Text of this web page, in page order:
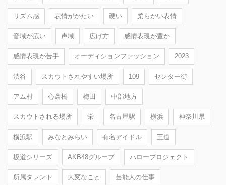
リズム感 表情がかたい 硬い 柔らかい表情
音域が広い 声域 広げ方 感情表現が豊か
感情表現が苦手 オーディションファッション 2023
渋谷 スカウトされやすい場所 109 センター街
アム村 心斎橋 梅田 中部地方
スカウトされる場所 栄 名古屋駅 横浜 神奈川県
横浜駅 みなとみらい 有名アイドル 王道
坂道シリーズ AKB48グループ ハロープロジェクト
所属タレント 大変なこと 芸能人の仕事